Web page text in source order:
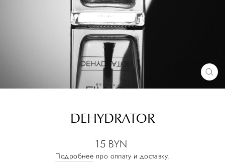
DEHYDRATOR
15 BYN
Подробнее про оплату и доставку.